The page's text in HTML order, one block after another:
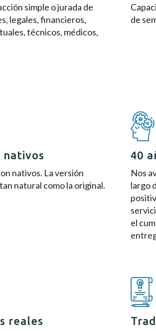
simple o jurada de
legales, financieros,
técnicos, médicos,
de
nativos
nativos. La versión
natural como la original.
40
Nos
largo
el
reales